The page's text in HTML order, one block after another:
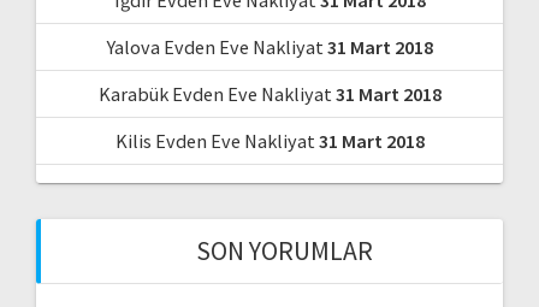
Yalova Evden Eve Nakliyat31 Mart 2018
Karabük Evden Eve Nakliyat31 Mart 2018
Kilis Evden Eve Nakliyat31 Mart 2018
SON YORUMLAR